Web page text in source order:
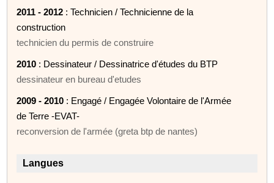
2011 - 2012 : Technicien / Technicienne de la
construction
technicien du permis de construire
2010 : Dessinateur / Dessinatrice d'études du BTP
dessinateur en bureau d'etudes
2009 - 2010 : Engagé / Engagée Volontaire de l'Armée
de Terre -EVAT-
reconversion de l'armée (greta btp de nantes)
Langues